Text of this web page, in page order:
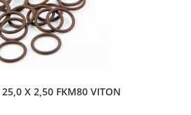
X 2,50 FKM80 VITON